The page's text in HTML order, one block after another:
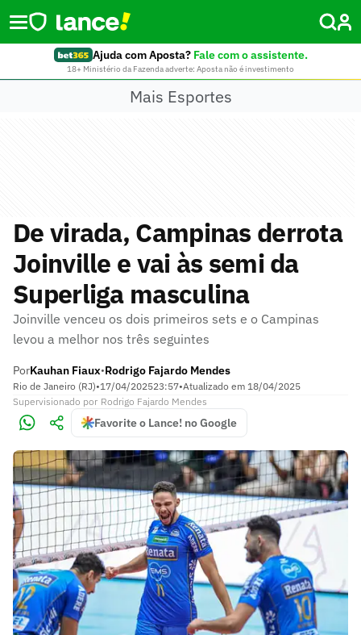
Ajuda com Aposta? Fale com o assistente.
18+ Ministério da Fazenda adverte: Aposta não é investimento
Mais Esportes
De virada, Campinas derrota
Joinville e vai às semi da
Superliga masculina
Joinville venceu os dois primeiros sets e o Campinas
levou a melhor nos três seguintes
PorKauhan Fiaux•Rodrigo Fajardo Mendes
Rio de Janeiro (RJ)•17/04/202523:57•Atualizado em 18/04/2025
Supervisionado por Rodrigo Fajardo Mendes
Favorite o Lance! no Google